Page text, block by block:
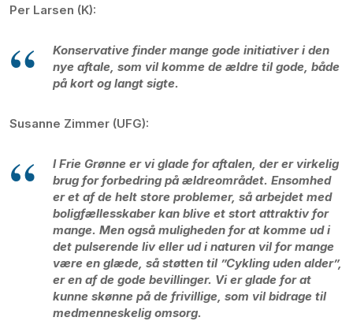
Per Larsen (K):
Konservative finder mange gode initiativer i den
nye aftale, som vil komme de ældre til gode, både
på kort og langt sigte.
Susanne Zimmer (UFG):
I Frie Grønne er vi glade for aftalen, der er virkelig
brug for forbedring på ældreområdet. Ensomhed
er et af de helt store problemer, så arbejdet med
boligfællesskaber kan blive et stort attraktiv for
mange. Men også muligheden for at komme ud i
det pulserende liv eller ud i naturen vil for mange
være en glæde, så støtten til ”Cykling uden alder”,
er en af de gode bevillinger. Vi er glade for at
kunne skønne på de frivillige, som vil bidrage til
medmenneskelig omsorg.